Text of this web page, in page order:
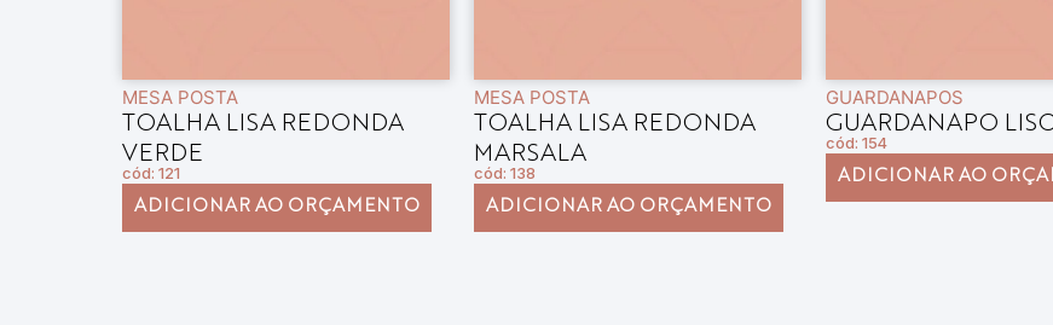
MESA POSTA
TOALHA LISA REDONDA
VERDE
cód: 121
ADICIONAR AO ORÇAMENTO
MESA POSTA
TOALHA LISA REDONDA
MARSALA
cód: 138
ADICIONAR AO ORÇAMENTO
GUARDANAPOS
GUARDANAPO
cód: 154
ADICIONAR AO